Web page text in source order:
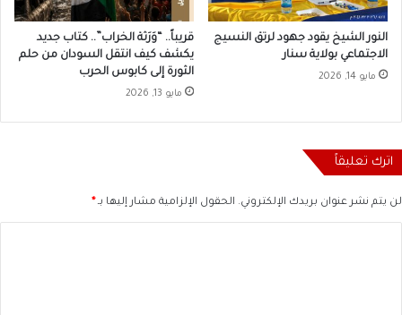
النور الشيخ يقود جهود لرتق النسيج
الاجتماعي بولاية سنار
مايو 14, 2026
قريباً.. “وَرَثة الخراب”.. كتاب جديد
يكشف كيف انتقل السودان من حلم
الثورة إلى كابوس الحرب
مايو 13, 2026
اترك تعليقاً
لن يتم نشر عنوان بريدك الإلكتروني. الحقول الإلزامية مشار إليها بـ *